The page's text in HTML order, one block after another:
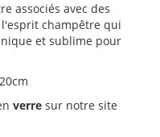
associés avec des
champêtre qui
et sublime pour
verre sur notre site